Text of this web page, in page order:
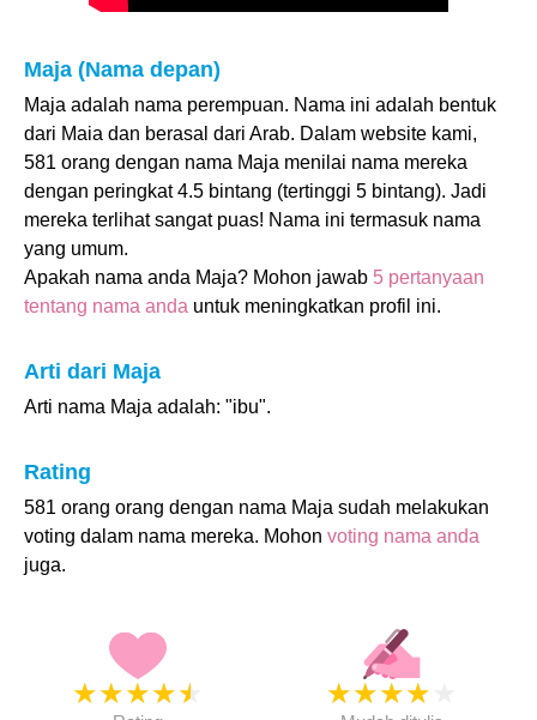
Maja (Nama depan)
Maja adalah nama perempuan. Nama ini adalah bentuk
dari Maia dan berasal dari Arab. Dalam website kami,
581 orang dengan nama Maja menilai nama mereka
dengan peringkat 4.5 bintang (tertinggi 5 bintang). Jadi
mereka terlihat sangat puas! Nama ini termasuk nama
yang umum.
Apakah nama anda Maja? Mohon jawab 5 pertanyaan
tentang nama anda untuk meningkatkan profil ini.
Arti dari Maja
Arti nama Maja adalah: "ibu".
Rating
581 orang orang dengan nama Maja sudah melakukan
voting dalam nama mereka. Mohon voting nama anda
juga.
★★★★★ ★★★★